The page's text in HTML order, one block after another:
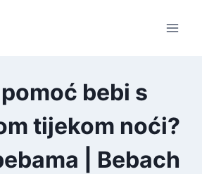
bebi s
tijekom noći?
| Bebach